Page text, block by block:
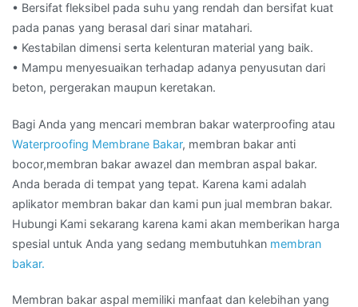
• Bersifat fleksibel pada suhu yang rendah dan bersifat kuat
pada panas yang berasal dari sinar matahari.
• Kestabilan dimensi serta kelenturan material yang baik.
• Mampu menyesuaikan terhadap adanya penyusutan dari
beton, pergerakan maupun keretakan.
Bagi Anda yang mencari membran bakar waterproofing atau
Waterproofing Membrane Bakar, membran bakar anti
bocor,membran bakar awazel dan membran aspal bakar.
Anda berada di tempat yang tepat. Karena kami adalah
aplikator membran bakar dan kami pun jual membran bakar.
Hubungi Kami sekarang karena kami akan memberikan harga
spesial untuk Anda yang sedang membutuhkan membran
bakar.
Membran bakar aspal memiliki manfaat dan kelebihan yang